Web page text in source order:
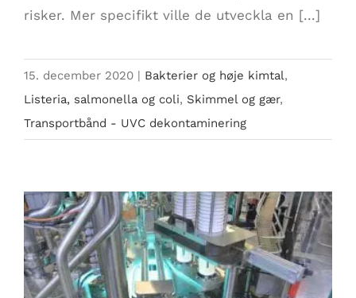
risker. Mer specifikt ville de utveckla en [...]
15. december 2020 | Bakterier og høje kimtal,
Listeria, salmonella og coli, Skimmel og gær,
Transportbånd - UVC dekontaminering